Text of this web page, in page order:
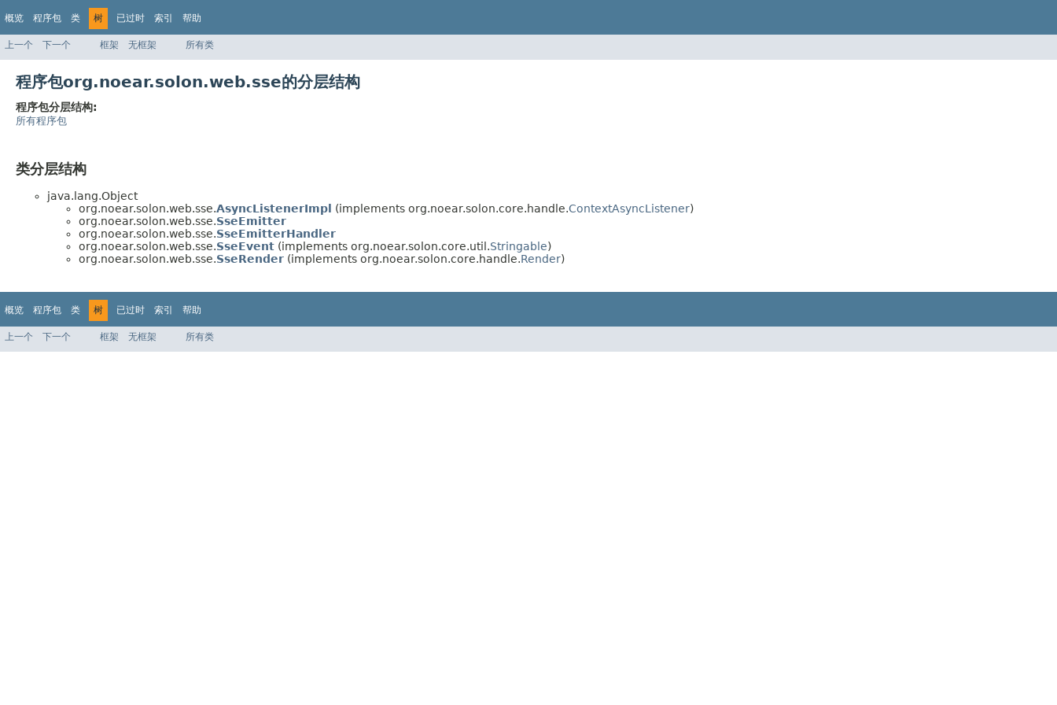
概览 程序包 类 树 已过时 索引 帮助
上一个 下一个 框架 无框架 所有类
程序包org.noear.solon.web.sse的分层结构
程序包分层结构:
所有程序包
类分层结构
java.lang.Object
org.noear.solon.web.sse.AsyncListenerImpl (implements org.noear.solon.core.handle.ContextAsyncListener)
org.noear.solon.web.sse.SseEmitter
org.noear.solon.web.sse.SseEmitterHandler
org.noear.solon.web.sse.SseEvent (implements org.noear.solon.core.util.Stringable)
org.noear.solon.web.sse.SseRender (implements org.noear.solon.core.handle.Render)
概览 程序包 类 树 已过时 索引 帮助
上一个 下一个 框架 无框架 所有类